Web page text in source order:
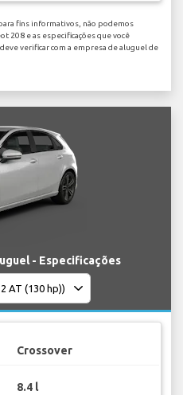
fins informativos, não podemos
208 e as especificações que você
verificar com a empresa de aluguel de
- Especificações
Crossover
8.4 l